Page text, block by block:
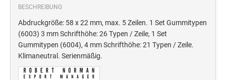
Office Printy italienisch
Office Printy englisch
Office Printy französisch
Trodat 7 Sachen Stempel
Deine Dinge Stempel
BESCHREIBUNG
Abdruckgröße: 58 x 22 mm, max. 5 Zeilen. 1 Set Gummitypen
(6003) 3 mm Schrifthöhe: 26 Typen / Zeile, 1 Set
Gummitypen (6004), 4 mm Schrifthöhe: 21 Typen / Zeile.
Klimaneutral. Serienmäßig.